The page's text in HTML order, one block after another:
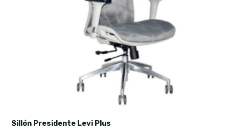
Sillón Presidente Levi Plus